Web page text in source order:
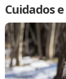
Cuidados